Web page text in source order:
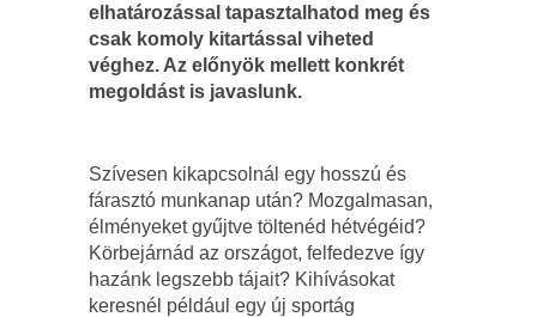
elhatározással tapasztalhatod meg és
csak komoly kitartással viheted
véghez. Az előnyök mellett konkrét
megoldást is javaslunk.
Szívesen kikapcsolnál egy hosszú és
fárasztó munkanap után? Mozgalmasan,
élményeket gyűjtve töltenéd hétvégéid?
Körbejárnád az országot, felfedezve így
hazánk legszebb tájait? Kihívásokat
keresnél például egy új sportág